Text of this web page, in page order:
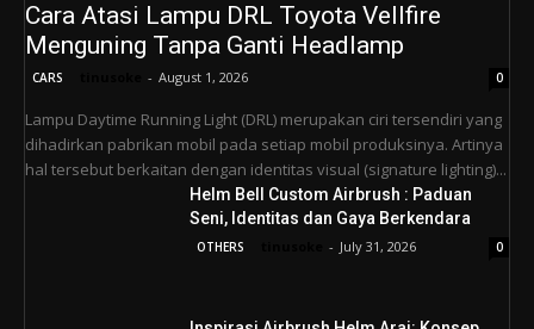
Cara Atasi Lampu DRL Toyota Vellfire
Menguning Tanpa Ganti Headlamp
CARS - August 1, 2026 0
Lampu Daytime Running Light (DRL) merupakan ciri tersendiri yang
dihadirkan pabrikan mobil pada setiap mobil produksinya. Artinya
hal tersebut berkaitan dengan identitas visual (signature lighting)...
Helm Bell Custom Airbrush : Paduan
Seni, Identitas dan Gaya Berkendara
OTHERS - July 31, 2026 0